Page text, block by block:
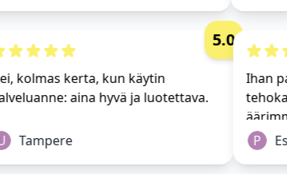
Hei, kolmas kerta, kun käytin
palveluanne: aina hyvä ja luotettava.
U Tampere
5.0
P